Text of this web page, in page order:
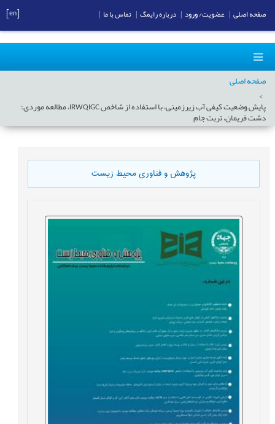
صفحه اصلی
پایش وضعیت کیفی آب زیرزمینی، با استفاده از شاخص IRWQIGC، مطالعه موردی:
دشت فریمان، تربت جام
پژوهش و فناوری محیط زیست
صفحه اصلی عضویت/ ورود درباره رایمگ تماس با ما